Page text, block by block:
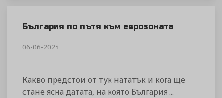
България по пътя към еврозоната
06-06-2025
Какво предстои от тук нататък и кога ще
стане ясна датата, на която България ...